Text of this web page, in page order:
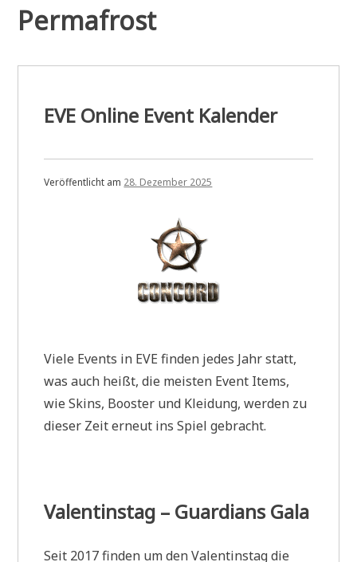
Permafrost
EVE Online Event Kalender
Veröffentlicht am 28. Dezember 2025
Viele Events in EVE finden jedes Jahr statt,
was auch heißt, die meisten Event Items,
wie Skins, Booster und Kleidung, werden zu
dieser Zeit erneut ins Spiel gebracht.
Valentinstag – Guardians Gala
Seit 2017 finden um den Valentinstag die